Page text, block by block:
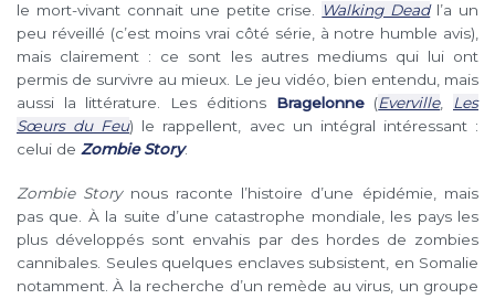
le mort-vivant connait une petite crise.
Walking Deadl’a un
peu réveillé (c’est moins vrai côté série, à notre humble avis),
mais clairement : ce sont les autres mediums qui lui ont
permis de survivre au mieux. Le jeu vidéo, bien entendu, mais
aussi la littérature. Les éditions Bragelonne(Everville,
Les
Sœurs du Feu) le rappellent, avec un intégral intéressant :
celui de Zombie Story.
Zombie Storynous raconte l’histoire d’une épidémie, mais
pas que. À la suite d’une catastrophe mondiale, les pays les
plus développés sont envahis par des hordes de zombies
cannibales. Seules quelques enclaves subsistent, en Somalie
notamment. À la recherche d’un remède au virus, un groupe